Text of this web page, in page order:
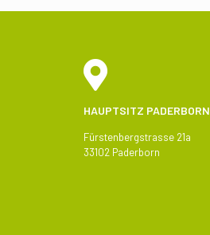
HAUPTSITZ PADERBORN
Fürstenbergstrasse 21a
33102 Paderborn